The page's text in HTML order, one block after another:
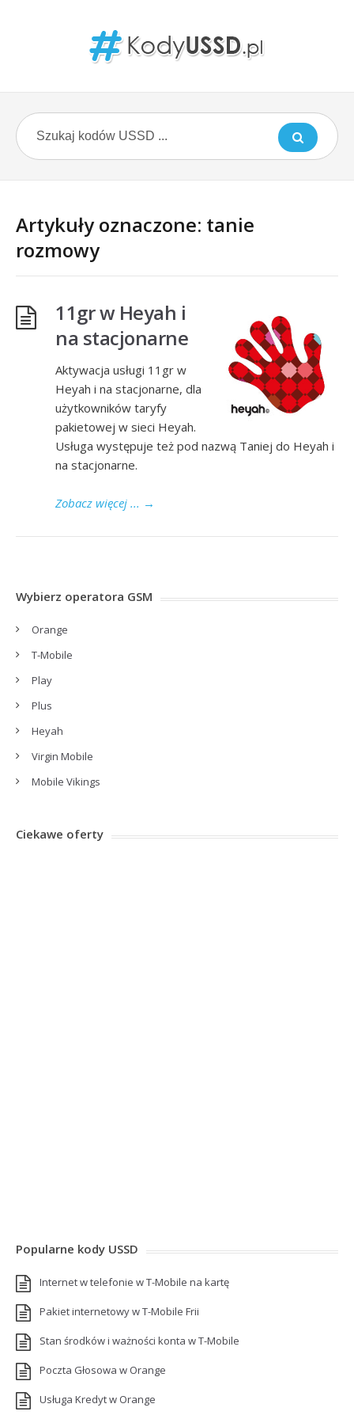
Artykuły oznaczone: tanie
rozmowy
11gr w Heyah i
na stacjonarne
Aktywacja usługi 11gr w
Heyah i na stacjonarne, dla
użytkowników taryfy
pakietowej w sieci Heyah.
Usługa występuje też pod nazwą Taniej do Heyah i
na stacjonarne.
Zobacz więcej ... →
Wybierz operatora GSM
Orange
T-Mobile
Play
Plus
Heyah
Virgin Mobile
Mobile Vikings
Ciekawe oferty
Popularne kody USSD
Internet w telefonie w T-Mobile na kartę
Pakiet internetowy w T-Mobile Frii
Stan środków i ważności konta w T-Mobile
Poczta Głosowa w Orange
Usługa Kredyt w Orange